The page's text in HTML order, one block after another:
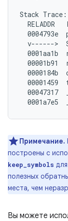
Stack Trace:
RELADDR
0004793e
v------>
0001aa1b
00001b91
0000184b
00001459
00047317
Примечание.
построены с
keep_symbols
полезных
места, чем
Вы можете